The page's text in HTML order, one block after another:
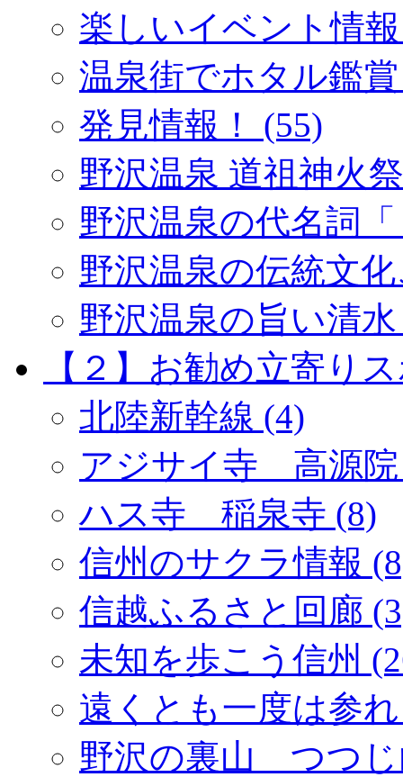
楽しいイベント情
温泉街でホタル鑑
発見情報！ (55)
野沢温泉 道祖神火
野沢温泉の代名詞
野沢温泉の伝統文
野沢温泉の旨い清水
【２】お勧め立寄り
北陸新幹線 (4)
アジサイ寺 高源院
ハス寺 稲泉寺 (8)
信州のサクラ情報
信越ふるさと回廊
未知を歩こう信州
遠くとも一度は参
野沢の裏山 つつじ